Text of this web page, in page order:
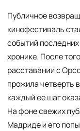
Публичное
кинофестиваль
событий
хронике. После
расставании с
прожила четверть
каждый ее шаг
На фоне свежих
Мадриде и его